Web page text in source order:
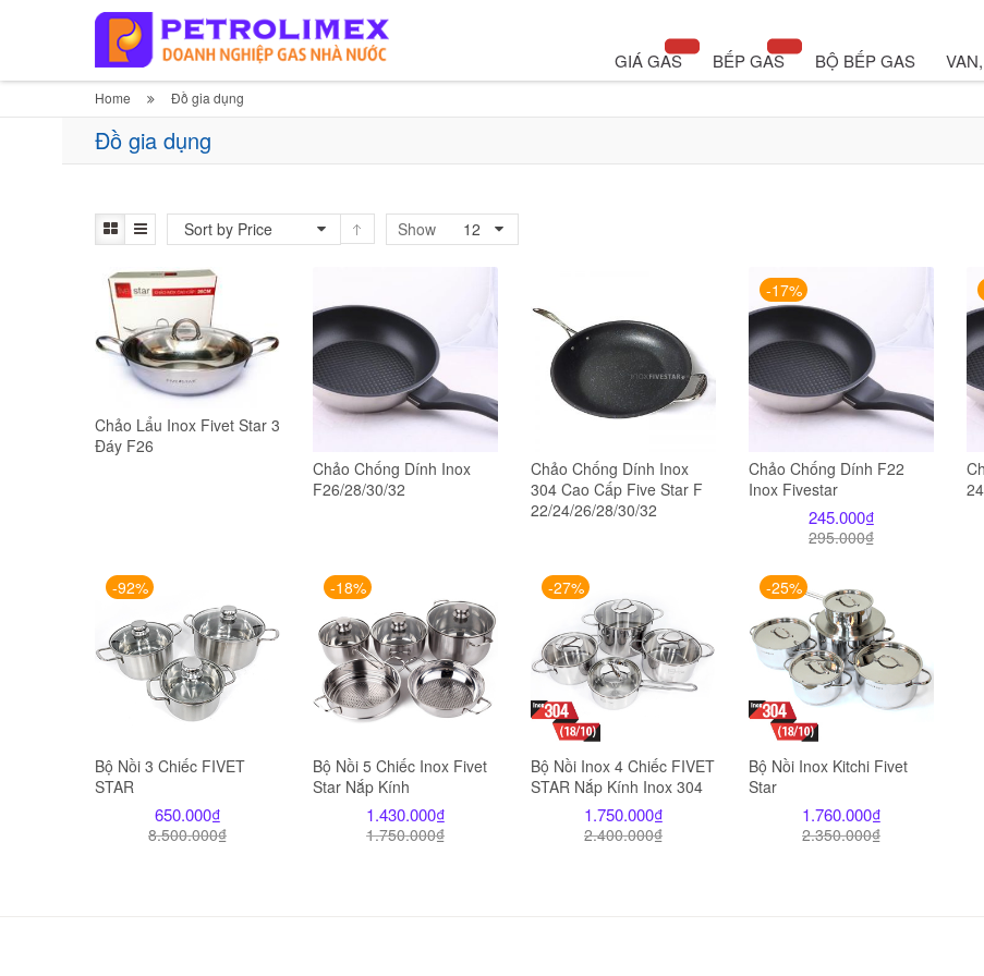
GIÁ GAS BẾP GAS BỘ BẾP GAS
Home Đồ gia dụng
Đồ gia dụng
Sort by Price Show 12
Chảo Lẩu Inox Fivet Star 3
Đáy F26
Chảo Chống Dính Inox
F26/28/30/32
Chảo Chống Dính Inox
304 Cao Cấp Five Star F
22/24/26/28/30/32
-17%
Chảo Chống Dính F22
Inox Fivestar
295.000₫
245.000₫
-92%
Bộ Nồi 3 Chiếc FIVET
STAR
8.500.000₫
650.000₫
-18%
Bộ Nồi 5 Chiếc Inox Fivet
Star Nắp Kính
1.750.000₫
1.430.000₫
-27%
Bộ Nồi Inox 4 Chiếc FIVET
STAR Nắp Kính Inox 304
2.400.000₫
1.750.000₫
-25%
Bộ Nồi Inox Kitchi Fivet
Star
2.350.000₫
1.760.000₫